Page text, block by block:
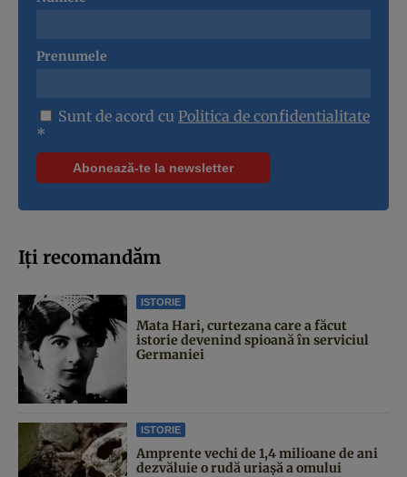
Prenumele
Sunt de acord cu Politica de confidentialitate
*
Iți recomandăm
ISTORIE
Mata Hari, curtezana care a făcut
istorie devenind spioană în serviciul
Germaniei
ISTORIE
Amprente vechi de 1,4 milioane de ani
dezvăluie o rudă uriașă a omului